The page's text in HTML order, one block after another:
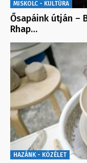
MISKOLC - KULTÚRA
Ősapáink útján –
Rhap…
HAZÁNK - KÖZÉLET